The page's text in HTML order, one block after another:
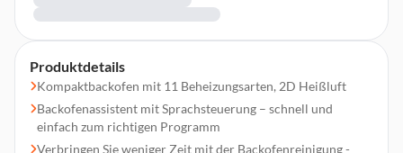
Produktdetails
Kompaktbackofen mit 11 Beheizungsarten, 2D Heißluft
Backofenassistent mit Sprachsteuerung – schnell und
einfach zum richtigen Programm
Verbringen Sie weniger Zeit mit der Backofenreinigung -